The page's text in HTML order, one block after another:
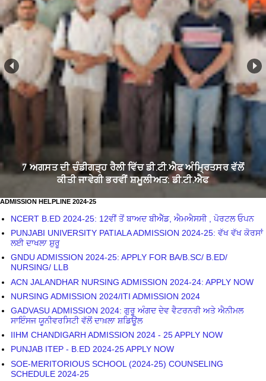
DA ARREARS LATEST UPDATE: ਸੁਪਰੀਮ ਕੋਰਟ ਪਹੁੰਚੇ ਪੰਜਾਬ ਦੇ
ਮੁਲਾਜ਼ਮ: ਪੰਜਾਬ ਸਰਕਾਰ ਦੀ ਸੰਭਾਵਿਤ ਅਪੀਲ ਤੋਂ ਪਹਿਲਾਂ ਦਾਖ਼ਲ ਕੀਤੀ
ADMISSION HELPLINE 2024-25
NCERT B.ED 2024-25: 12ਵੀਂ ਤੋਂ ਬਾਅਦ ਬੀਐੱਡ, ਐਮਐਸਸੀ , ਪੋਰਟਲ ਓਪਨ
PUNJABI UNIVERSITY PATIALA ADMISSION 2024-25: ਵੱਖ ਵੱਖ ਕੋਰਸਾਂ
ਲਈ ਦਾਖਲਾ ਸ਼ੁਰੂ
NURSING/ LLB
ACN JALANDHAR NURSING ADMISSION 2024-24: APPLY NOW
NURSING ADMISSION 2024/ITI ADMISSION 2024
GADVASU ADMISSION 2024: ਗੁਰੂ ਅੰਗਦ ਦੇਵ ਵੈਟਰਨਰੀ ਅਤੇ ਐਨੀਮਲ
ਸਾਇੰਸਜ ਯੂਨੀਵਰਸਿਟੀ ਵੱਲੋਂ ਦਾਖ਼ਲਾ ਸ਼ਡਿਊਲ
IIHM CHANDIGARH ADMISSION 2024 - 25 APPLY NOW
PUNJAB ITEP - B.ED 2024-25 APPLY NOW
SOE-MERITORIOUS SCHOOL (2024-25) COUNSELING
SCHEDULE 2024-25
ETT ( D.EL.ED) ADMISSION 2024
D.P.ED ADMISSION 2024
PUNJAB GOVT COLLEGE ADMISSION 2024
Trends
CALCULATOR ( SIP RETURN CALCULATOR, MDM CALCULATOR, INCOME TAX